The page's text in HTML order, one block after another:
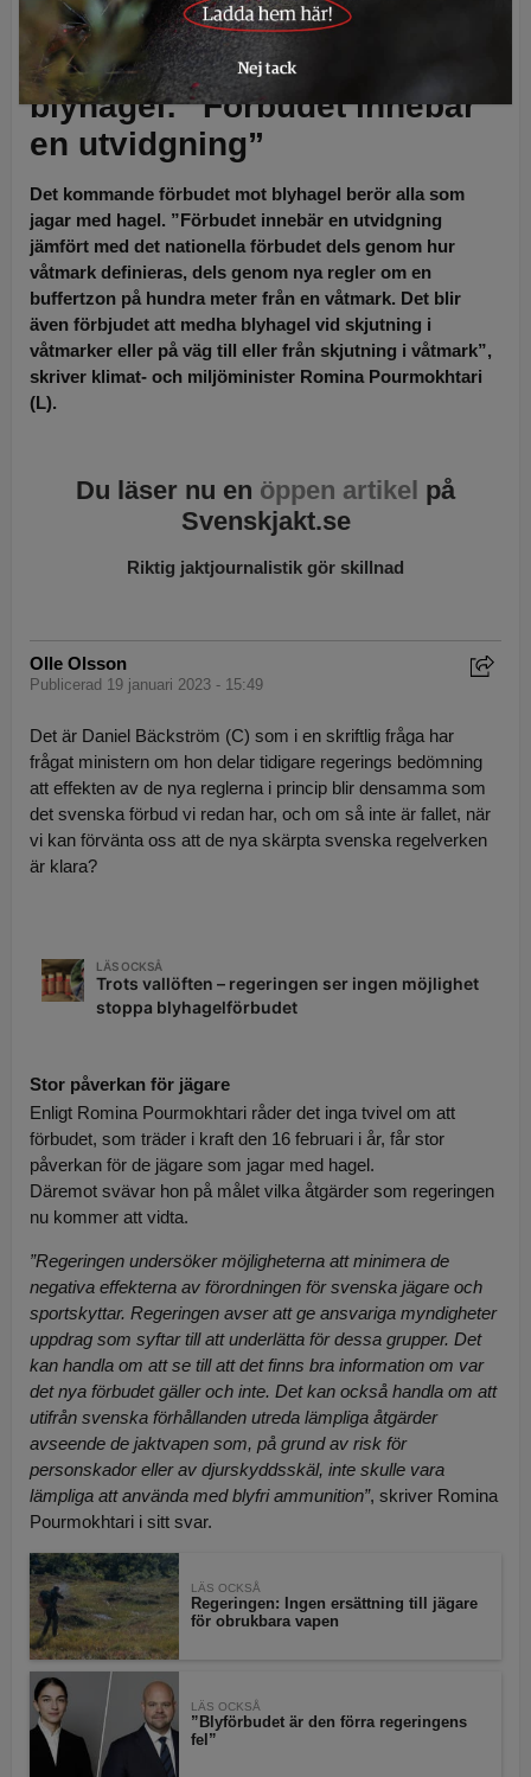
Pourmokhtari (L). Foto: Ninni Andersson & Lars-Henrik Andersson
Ministern om stopp för
blyhagel: ”Förbudet innebär
en utvidgning”
Det kommande förbudet mot blyhagel berör alla som
jagar med hagel. ”Förbudet innebär en utvidgning
jämfört med det nationella förbudet dels genom hur
våtmark definieras, dels genom nya regler om en
buffertzon på hundra meter från en våtmark. Det blir
även förbjudet att medha blyhagel vid skjutning i
våtmarker eller på väg till eller från skjutning i våtmark”,
skriver klimat- och miljöminister Romina Pourmokhtari
(L).
Du läser nu en öppen artikel på
Svenskjakt.se
Riktig jaktjournalistik gör skillnad
Olle Olsson
Publicerad 19 januari 2023 - 15:49
Det är Daniel Bäckström (C) som i en skriftlig fråga har
frågat ministern om hon delar tidigare regerings bedömning
att effekten av de nya reglerna i princip blir densamma som
det svenska förbud vi redan har, och om så inte är fallet, när
vi kan förvänta oss att de nya skärpta svenska regelverken
är klara?
Stor påverkan för jägare
Enligt Romina Pourmokhtari råder det inga tvivel om att
förbudet, som träder i kraft den 16 februari i år, får stor
påverkan för de jägare som jagar med hagel.
Däremot svävar hon på målet vilka åtgärder som regeringen
nu kommer att vidta.
”Regeringen undersöker möjligheterna att minimera de
negativa effekterna av förordningen för svenska jägare och
sportskyttar. Regeringen avser att ge ansvariga myndigheter
uppdrag som syftar till att underlätta för dessa grupper. Det
kan handla om att se till att det finns bra information om var
det nya förbudet gäller och inte. Det kan också handla om att
utifrån svenska förhållanden utreda lämpliga åtgärder
avseende de jaktvapen som, på grund av risk för
personskador eller av djurskyddsskäl, inte skulle vara
lämpliga att använda med blyfri ammunition”, skriver Romina
Pourmokhtari i sitt svar.
LÄS OCKSÅ
Regeringen: Ingen ersättning till jägare
för obrukbara vapen
LÄS OCKSÅ
”Blyförbudet är den förra regeringens
fel”